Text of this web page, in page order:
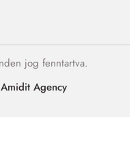
jog fenntartva.
Amidit Agency